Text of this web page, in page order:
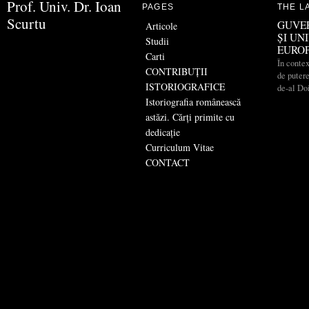
Prof. Univ. Dr. Ioan
Scurtu
PAGES
Articole
Studii
Carti
CONTRIBUŢII
ISTORIOGRAFICE
Istoriografia românească
astăzi. Cărți primite cu
dedicație
Curriculum Vitae
CONTACT
THE
ȘI
În
de
de-al